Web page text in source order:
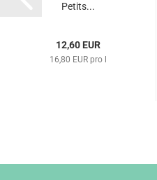
Petits...
12,60 EUR
16,80 EUR pro l